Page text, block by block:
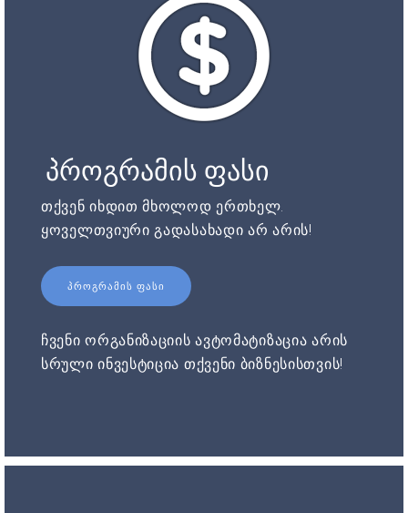
პროგრამის ფასი
თქვენ იხდით მხოლოდ ერთხელ.
ყოველთვიური გადასახადი არ არის!
ᲞᲠᲝᲒᲠᲐᲛᲘᲡ ᲤᲐᲡᲘ
ჩვენი ორგანიზაციის ავტომატიზაცია არის
სრული ინვესტიცია თქვენი ბიზნესისთვის!